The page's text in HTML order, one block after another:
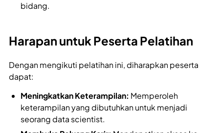
bidang.
Harapan untuk Peserta Pelatihan
Dengan mengikuti pelatihan ini, diharapkan peserta
dapat:
Meningkatkan Keterampilan: Memperoleh
keterampilan yang dibutuhkan untuk menjadi
seorang data scientist.